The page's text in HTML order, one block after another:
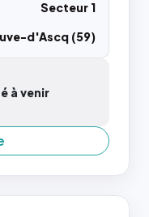
Secteur 1
d'Ascq (59)
à venir